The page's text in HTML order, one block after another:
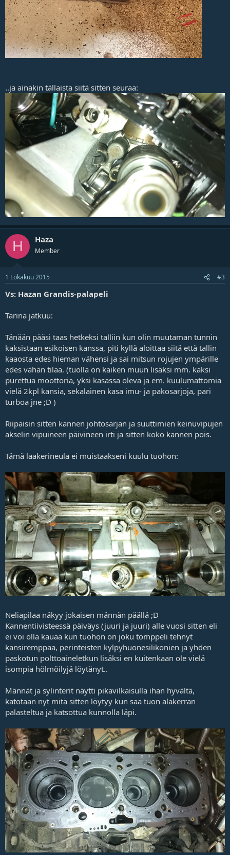
..ja ainakin tällaista siitä sitten seuraa:
H Haza
Member
1 Lokakuu 2015 #3
Vs: Hazan Grandis-palapeli
Tarina jatkuu:
Tänään pääsi taas hetkeksi talliin kun olin muutaman tunnin
kaksistaan esikoisen kanssa, piti kyllä aloittaa siitä että tallin
kaaosta edes hieman vähensi ja sai mitsun rojujen ympärille
edes vähän tilaa. (tuolla on kaiken muun lisäksi mm. kaksi
purettua moottoria, yksi kasassa oleva ja em. kuulumattomia
vielä 2kpl kansia, sekalainen kasa imu- ja pakosarjoja, pari
turboa jne ;D )
Riipaisin sitten kannen johtosarjan ja suuttimien keinuvipujen
akselin vipuineen päivineen irti ja sitten koko kannen pois.
Tämä laakerineula ei muistaakseni kuulu tuohon:
Neliapilaa näkyy jokaisen männän päällä ;D
Kannentiivisteessä päiväys (juuri ja juuri) alle vuosi sitten eli
ei voi olla kauaa kun tuohon on joku tomppeli tehnyt
kansiremppaa, perinteisten kylpyhuonesilikonien ja yhden
paskotun polttoaineletkun lisäksi en kuitenkaan ole vielä
isompia hölmöilyjä löytänyt..
Männät ja sylinterit näytti pikavilkaisulla ihan hyvältä,
katotaan nyt mitä sitten löytyy kun saa tuon alakerran
palasteltua ja katsottua kunnolla läpi.